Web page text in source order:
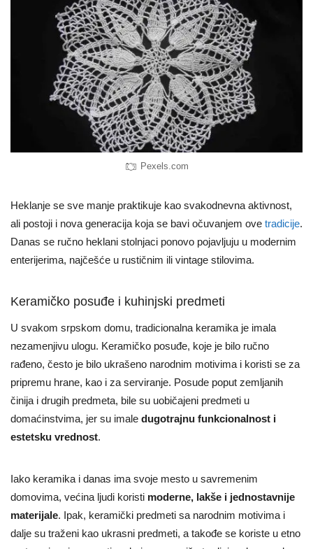
Pexels.com
Heklanje se sve manje praktikuje kao svakodnevna aktivnost,
ali postoji i nova generacija koja se bavi očuvanjem ove tradicije.
Danas se ručno heklani stolnjaci ponovo pojavljuju u modernim
enterijerima, najčešće u rustičnim ili vintage stilovima.
Keramičko posuđe i kuhinjski predmeti
U svakom srpskom domu, tradicionalna keramika je imala
nezamenjivu ulogu. Keramičko posuđe, koje je bilo ručno
rađeno, često je bilo ukrašeno narodnim motivima i koristi se za
pripremu hrane, kao i za serviranje. Posude poput zemljanih
činija i drugih predmeta, bile su uobičajeni predmeti u
domaćinstvima, jer su imale dugotrajnu funkcionalnost i
estetsku vrednost.
Iako keramika i danas ima svoje mesto u savremenim
domovima, većina ljudi koristi moderne, lakše i jednostavnije
materijale. Ipak, keramički predmeti sa narodnim motivima i
dalje su traženi kao ukrasni predmeti, a takođe se koriste u etno